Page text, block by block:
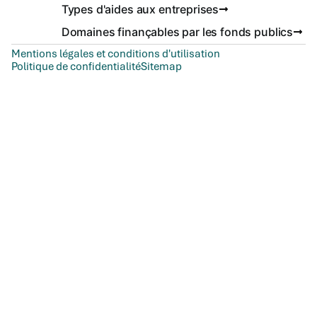
Types d'aides aux entreprises
Domaines finançables par les fonds publics
Mentions légales et conditions d'utilisation
Politique de confidentialitéSitemap